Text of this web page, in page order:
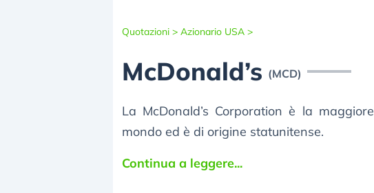
Quotazioni > Azionario USA >
McDonald’s (MCD)
La McDonald’s Corporation è la maggiore
mondo ed è di origine statunitense.
Continua a leggere...